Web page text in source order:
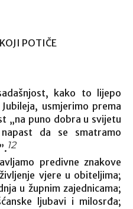
POTIČE
kako to lijepo
usmjerimo prema
„na puno dobra u svijetu
da se smatramo
12
predivne znakove
vjere u obiteljima;
u župnim zajednicama;
ljubavi i milosrđa;